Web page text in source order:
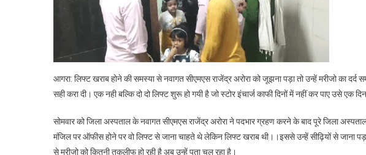
चार्ज,
पहले
लिफ्ट
की
समस्या
जूझना
पड़ा
आगरा: लिफ्ट खराब होने की समस्या से नवागत सीएमएस राजेंद्र अरोरा को जूझना पड़ा तो उन्हें मरीजो का
सही करा दी। एक नही बल्कि दो दो लिफ्ट शुरू हो गयी है जो स्टोर इंचार्ज काफी दिनों में नहीं कर पाए उसे एक
सोमवार को जिला अस्पताल के नवागत सीएमएस राजेंद्र अरोरा ने पदभार ग्रहण करने के बाद पूरे जिला अस्पताल
मंजिल पर ऑफीस होने पर वो लिफ्ट से जाना चाहते थे लेकिन लिफ्ट खराब थी।।इससे उन्हें सीढ़ियों से जाना
से मरीजो को कितनी तकलीफ हो रही है अब उन्हें पता चल रहा है।